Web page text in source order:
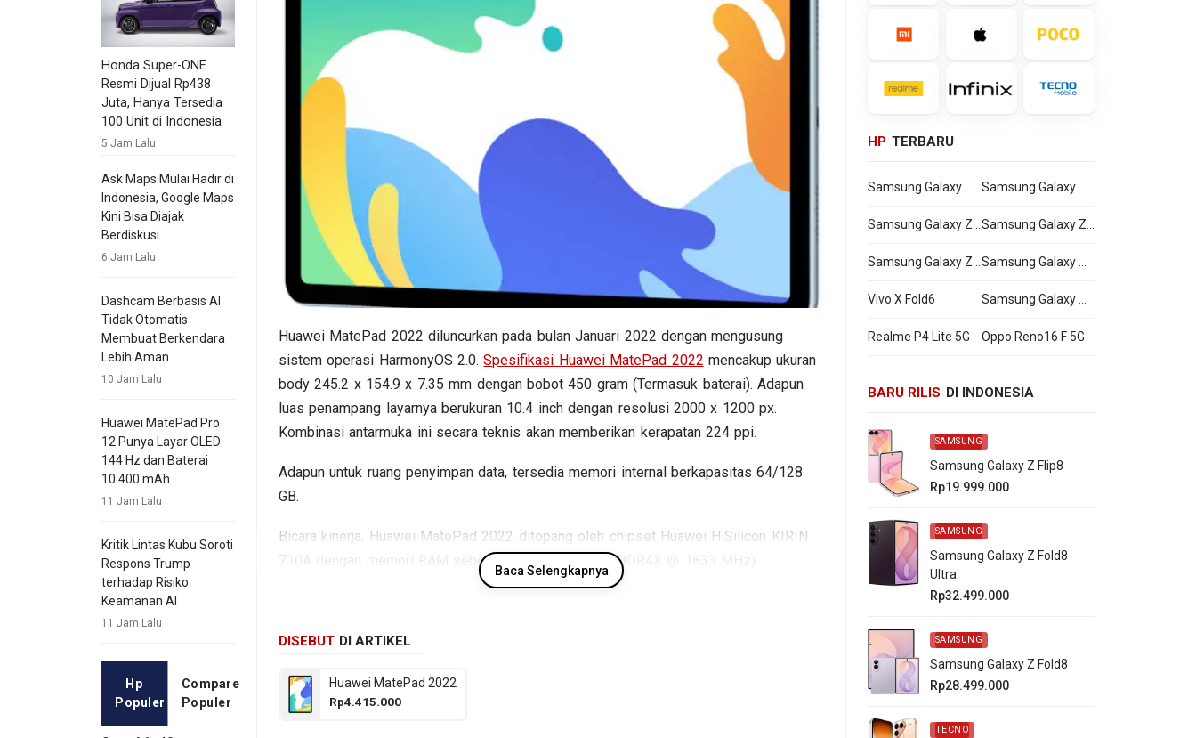
Honda Super-ONE
Resmi Dijual Rp438
Juta, Hanya Tersedia
100 Unit di Indonesia
5 Jam Lalu
Ask Maps Mulai Hadir di
Indonesia, Google Maps
Kini Bisa Diajak
Berdiskusi
6 Jam Lalu
Dashcam Berbasis AI
Tidak Otomatis
Membuat Berkendara
Lebih Aman
10 Jam Lalu
Huawei MatePad Pro
12 Punya Layar OLED
144 Hz dan Baterai
10.400 mAh
11 Jam Lalu
Kritik Lintas Kubu Soroti
Respons Trump
terhadap Risiko
Keamanan AI
11 Jam Lalu
Hp
Populer
Compare
Populer
Huawei MatePad 2022 diluncurkan pada bulan Januari 2022 dengan mengusung
sistem operasi HarmonyOS 2.0.Spesifikasi Huawei MatePad 2022 mencakup ukuran
body 245.2 x 154.9 x 7.35 mm dengan bobot 450 gram (Termasuk baterai). Adapun
luas penampang layarnya berukuran 10.4 inch dengan resolusi 2000 x 1200 px.
Kombinasi antarmuka ini secara teknis akan memberikan kerapatan 224 ppi.
Adapun untuk ruang penyimpan data, tersedia memori internal berkapasitas 64/128
GB.
Bicara kinerja, Huawei MatePad 2022 ditopang oleh chipset Huawei HiSilicon KIRIN
710A dengan memori RAM sebesar 4/6 GB RAM (LPDDR4X @ 1833 MHz).
Sedangkan pada sektor fotografi tersedia kamera belakang Single lens dan kamera
mAh. Berikut beberapa spesifikasi kunci Huawei MatePad 2022.
Spesifikasi Huawei MatePad 2022
Baca Selengkapnya
DISEBUT DI ARTIKEL
Huawei MatePad 2022
Rp4.415.000
HP TERBARU
Vivo X Fold6
Realme P4 Lite 5G Oppo Reno16 F 5G
BARU RILIS DI INDONESIA
SAMSUNG
Samsung Galaxy Z Flip8
Rp19.999.000
SAMSUNG
Samsung Galaxy Z Fold8
Ultra
Rp32.499.000
SAMSUNG
Samsung Galaxy Z Fold8
Rp28.499.000
TECNO